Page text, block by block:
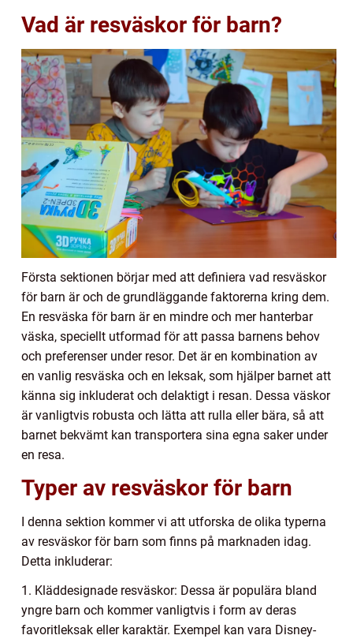
Vad är resväskor för barn?
Första sektionen börjar med att definiera vad resväskor
för barn är och de grundläggande faktorerna kring dem.
En resväska för barn är en mindre och mer hanterbar
väska, speciellt utformad för att passa barnens behov
och preferenser under resor. Det är en kombination av
en vanlig resväska och en leksak, som hjälper barnet att
känna sig inkluderat och delaktigt i resan. Dessa väskor
är vanligtvis robusta och lätta att rulla eller bära, så att
barnet bekvämt kan transportera sina egna saker under
en resa.
Typer av resväskor för barn
I denna sektion kommer vi att utforska de olika typerna
av resväskor för barn som finns på marknaden idag.
Detta inkluderar:
1. Kläddesignade resväskor: Dessa är populära bland
yngre barn och kommer vanligtvis i form av deras
favoritleksak eller karaktär. Exempel kan vara Disney-